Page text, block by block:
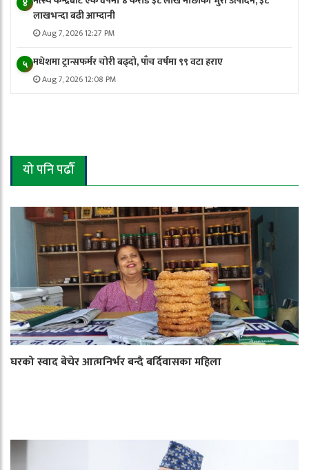
४
लाखभन्दा बढी आम्दानी
Aug 7, 2026 12:27 PM
५ मधेशमा ट्रान्सफर्मर चोरी बढ्दो, पाँच वर्षमा ९९ वटा हराए
Aug 7, 2026 12:08 PM
यो पनि पढौँ
घरको स्वाद बेचेर आत्मनिर्भर बन्दै बर्दिवासका महिला